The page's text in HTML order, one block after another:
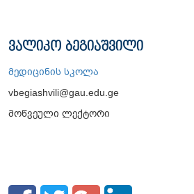
ვალიკო ბეგიაშვილი
მედიცინის სკოლა
vbegiashvili@gau.edu.ge
მოწვეული ლექტორი